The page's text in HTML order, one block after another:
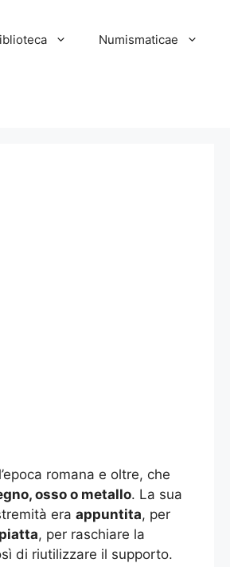
Numismaticae
romana e oltre, che
osso o metallo. La sua
era appuntita, per
piatta, per raschiare la
di riutilizzare il supporto.